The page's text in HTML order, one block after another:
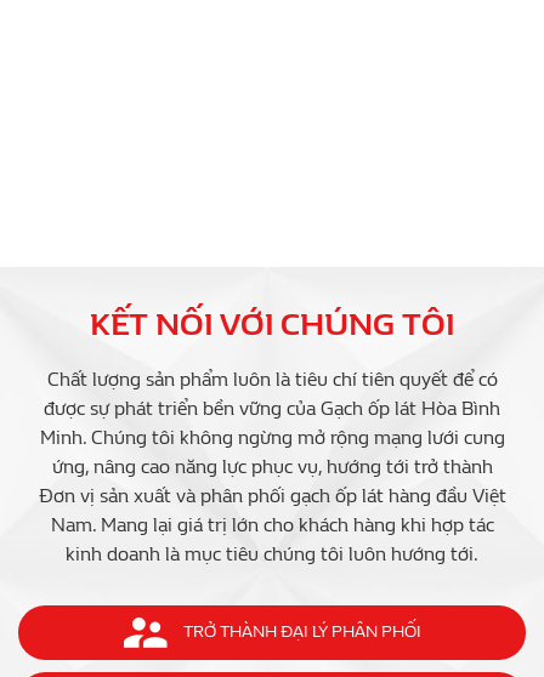
KẾT NỐI VỚI CHÚNG TÔI
Chất lượng sản phẩm luôn là tiêu chí tiên quyết để có
được sự phát triển bền vững của Gạch ốp lát Hòa Bình
Minh. Chúng tôi không ngừng mở rộng mạng lưới cung
ứng, nâng cao năng lực phục vụ, hướng tới trở thành
Đơn vị sản xuất và phân phối gạch ốp lát hàng đầu Việt
Nam. Mang lại giá trị lớn cho khách hàng khi hợp tác
kinh doanh là mục tiêu chúng tôi luôn hướng tới.
TRỞ THÀNH ĐẠI LÝ PHÂN PHỐI